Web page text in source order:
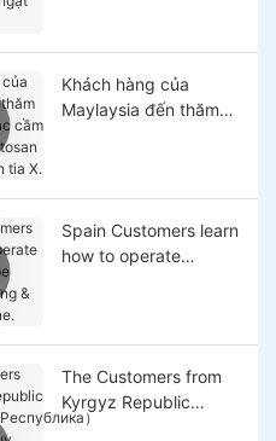
Khách hàng của
Maylaysia đến thăm
Spain Customers learn
how to operate
The Customers from
Kyrgyz Republic
（КыргызскаяРеспуб